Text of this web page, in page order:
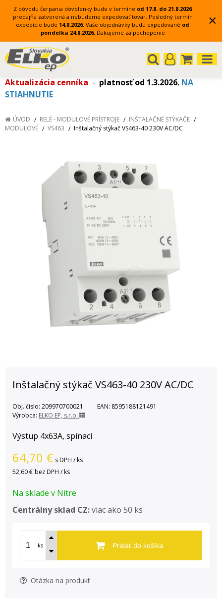
Z dôvodu čerpania dovolenky bude v termíne od 17.8. do 21.8.2026
predajňa zatvorená a nebudeme expedovať tovar. Posledný termín
expedície bude 14.8.2026. Vaše objednávky budú expedované od
pondelka 24.8.2026. Ďakujeme za pochopenie
×
Aktualizácia cenníka - platnosť od 1.3.2026, NA
STIAHNUTIE
ÚVOD RELÉ - MODULOVÉ PRÍSTROJE
INŠTALAČNÉ STÝKAČE
MODULOVÉ
VS463 Inštalačný stýkač VS463-40 230V AC/DC
Inštalačný stýkač VS463-40 230V AC/DC
Obj. čislo: 209970700021 EAN: 8595188121491
Výrobca: ELKO EP, s.r.o.
Výstup 4x63A, spínací
64,70 € s DPH / ks
52,60 € bez DPH / ks
Na sklade v Nitre
Centrálny sklad CZ:viac ako 50 ks
ks Pridať do košíka
Otázka na produkt